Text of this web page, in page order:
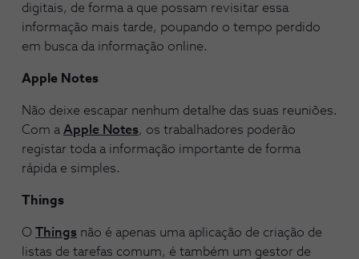
digitais, de forma a que possam revisitar essa
informação mais tarde, poupando o tempo perdido
em busca da informação online.
Apple Notes
Não deixe escapar nenhum detalhe das suas reuniões.
Com a Apple Notes, os trabalhadores poderão
registar toda a informação importante de forma
rápida e simples.
Things
O Things não é apenas uma aplicação de criação de
listas de tarefas comum, é também um gestor de